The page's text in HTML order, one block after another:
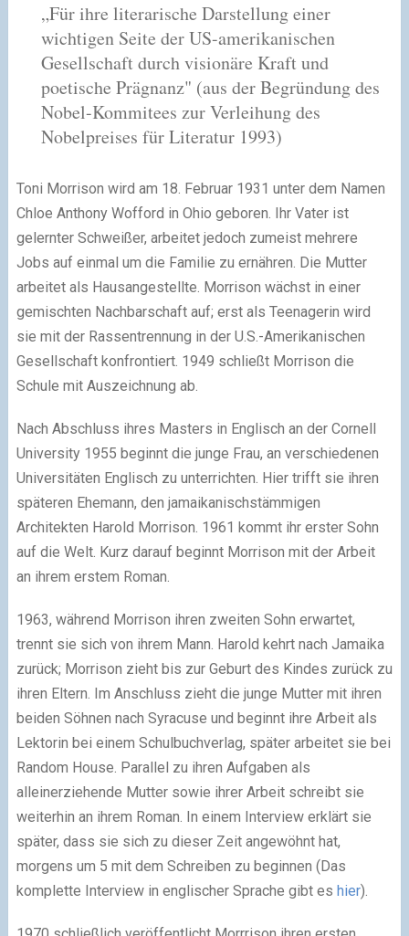
„Für ihre literarische Darstellung einer
wichtigen Seite der US-amerikanischen
Gesellschaft durch visionäre Kraft und
poetische Prägnanz" (aus der Begründung des
Nobel-Kommitees zur Verleihung des
Nobelpreises für Literatur 1993)
Toni Morrison wird am 18. Februar 1931 unter dem Namen
Chloe Anthony Wofford in Ohio geboren. Ihr Vater ist
gelernter Schweißer, arbeitet jedoch zumeist mehrere
Jobs auf einmal um die Familie zu ernähren. Die Mutter
arbeitet als Hausangestellte. Morrison wächst in einer
gemischten Nachbarschaft auf; erst als Teenagerin wird
sie mit der Rassentrennung in der U.S.-Amerikanischen
Gesellschaft konfrontiert. 1949 schließt Morrison die
Schule mit Auszeichnung ab.
Nach Abschluss ihres Masters in Englisch an der Cornell
University 1955 beginnt die junge Frau, an verschiedenen
Universitäten Englisch zu unterrichten. Hier trifft sie ihren
späteren Ehemann, den jamaikanischstämmigen
Architekten Harold Morrison. 1961 kommt ihr erster Sohn
auf die Welt. Kurz darauf beginnt Morrison mit der Arbeit
an ihrem erstem Roman.
1963, während Morrison ihren zweiten Sohn erwartet,
trennt sie sich von ihrem Mann. Harold kehrt nach Jamaika
zurück; Morrison zieht bis zur Geburt des Kindes zurück zu
ihren Eltern. Im Anschluss zieht die junge Mutter mit ihren
beiden Söhnen nach Syracuse und beginnt ihre Arbeit als
Lektorin bei einem Schulbuchverlag, später arbeitet sie bei
Random House. Parallel zu ihren Aufgaben als
alleinerziehende Mutter sowie ihrer Arbeit schreibt sie
weiterhin an ihrem Roman. In einem Interview erklärt sie
später, dass sie sich zu dieser Zeit angewöhnt hat,
morgens um 5 mit dem Schreiben zu beginnen (Das
komplette Interview in englischer Sprache gibt es hier).